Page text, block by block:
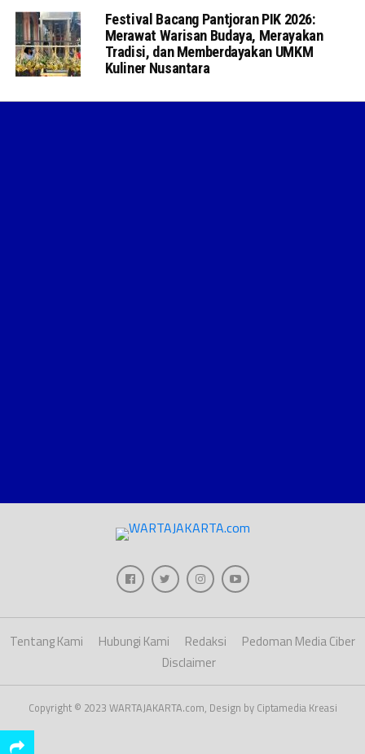
Festival Bacang Pantjoran PIK 2026:
Merawat Warisan Budaya, Merayakan
Tradisi, dan Memberdayakan UMKM
Kuliner Nusantara
Tentang Kami Hubungi Kami Redaksi
Pedoman Media Ciber
Disclaimer
Copyright © 2023 WARTAJAKARTA.com, Design by Ciptamedia Kreasi